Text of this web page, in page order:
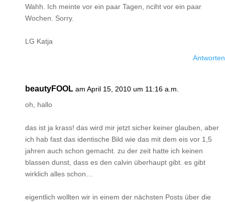
Wahh. Ich meinte vor ein paar Tagen, nciht vor ein paar
Wochen. Sorry.
LG Katja
Antworten
beautyFOOL am April 15, 2010 um 11:16 a.m.
oh, hallo
das ist ja krass! das wird mir jetzt sicher keiner glauben, aber
ich hab fast das identische Bild wie das mit dem eis vor 1,5
jahren auch schon gemacht. zu der zeit hatte ich keinen
blassen dunst, dass es den calvin überhaupt gibt. es gibt
wirklich alles schon…
eigentlich wollten wir in einem der nächsten Posts über die